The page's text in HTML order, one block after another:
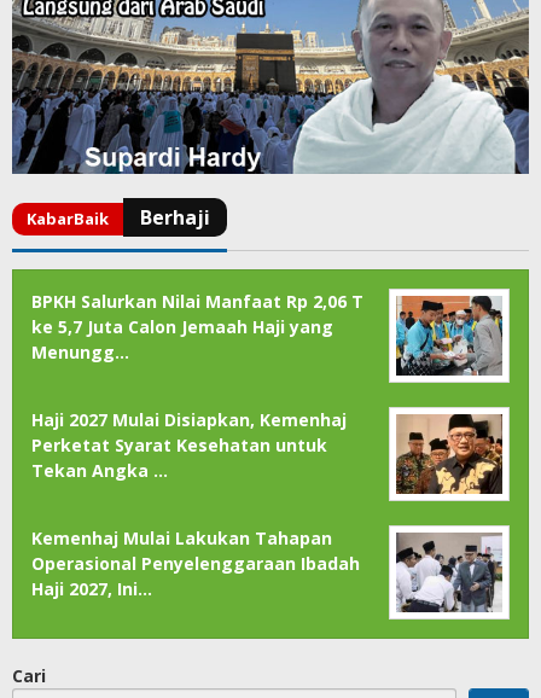
BPKH Salurkan Nilai Manfaat Rp 2,06 T
ke 5,7 Juta Calon Jemaah Haji yang
Menungg…
Haji 2027 Mulai Disiapkan, Kemenhaj
Perketat Syarat Kesehatan untuk
Tekan Angka …
Kemenhaj Mulai Lakukan Tahapan
Operasional Penyelenggaraan Ibadah
Haji 2027, Ini…
Cari